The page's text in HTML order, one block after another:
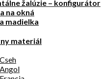
žalúzie – konfigurátor
na okná
madielka
materiál